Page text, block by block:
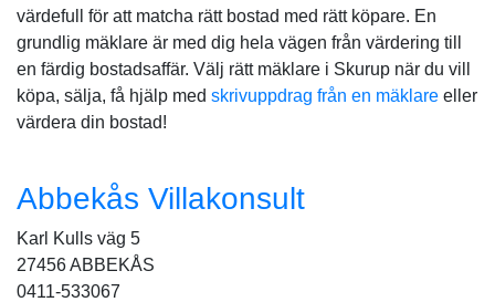
värdefull för att matcha rätt bostad med rätt köpare. En
grundlig mäklare är med dig hela vägen från värdering till
en färdig bostadsaffär. Välj rätt mäklare i Skurup när du vill
köpa, sälja, få hjälp med skrivuppdrag från en mäklare eller
värdera din bostad!
Abbekås Villakonsult
Karl Kulls väg 5
27456 ABBEKÅS
0411-533067